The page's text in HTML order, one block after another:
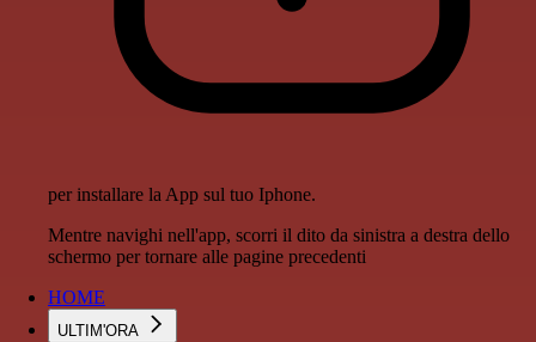
per installare la App sul tuo Iphone.
Mentre navighi nell'app, scorri il dito da sinistra a destra dello
schermo per tornare alle pagine precedenti
HOME
ULTIM'ORA